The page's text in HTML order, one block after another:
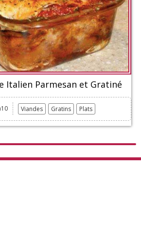
Italien Parmesan et Gratiné
Viandes Gratins Plats